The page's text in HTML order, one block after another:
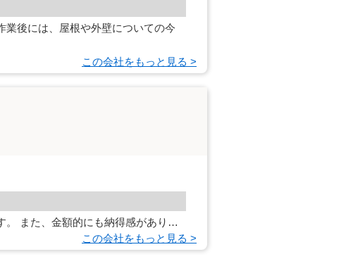
業後には、屋根や外壁についての今
この会社をもっと見る >
。 また、金額的にも納得感があり…
この会社をもっと見る >